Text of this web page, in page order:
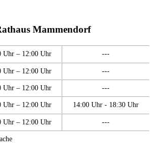
Mammendorf
Uhr – 12:00 Uhr ---
Uhr – 12:00 Uhr ---
Uhr – 12:00 Uhr ---
Uhr – 12:00 Uhr 14:00 Uhr - 18:30 Uhr
Uhr – 12:00 Uhr ---